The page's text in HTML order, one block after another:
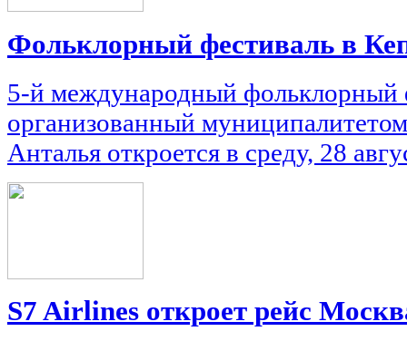
Фольклорный фестиваль в
5-й международный фольклорный
организованный
Анталья откроется в среду, 28
S7 Airlines откроет рейс